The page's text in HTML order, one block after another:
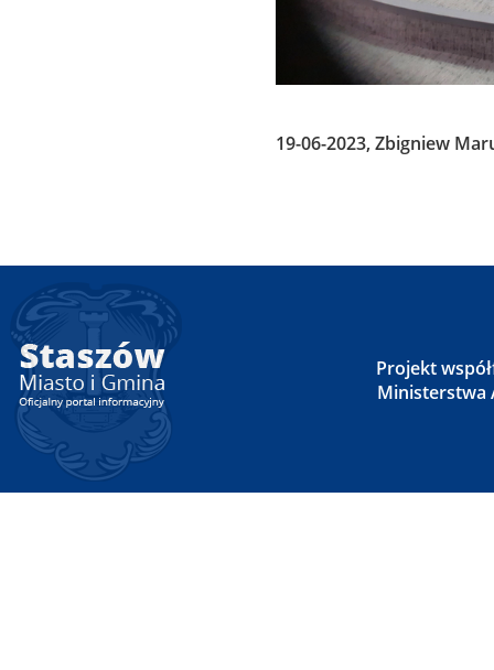
19-06-2023, Zbigniew
Projekt
Ministerstwa